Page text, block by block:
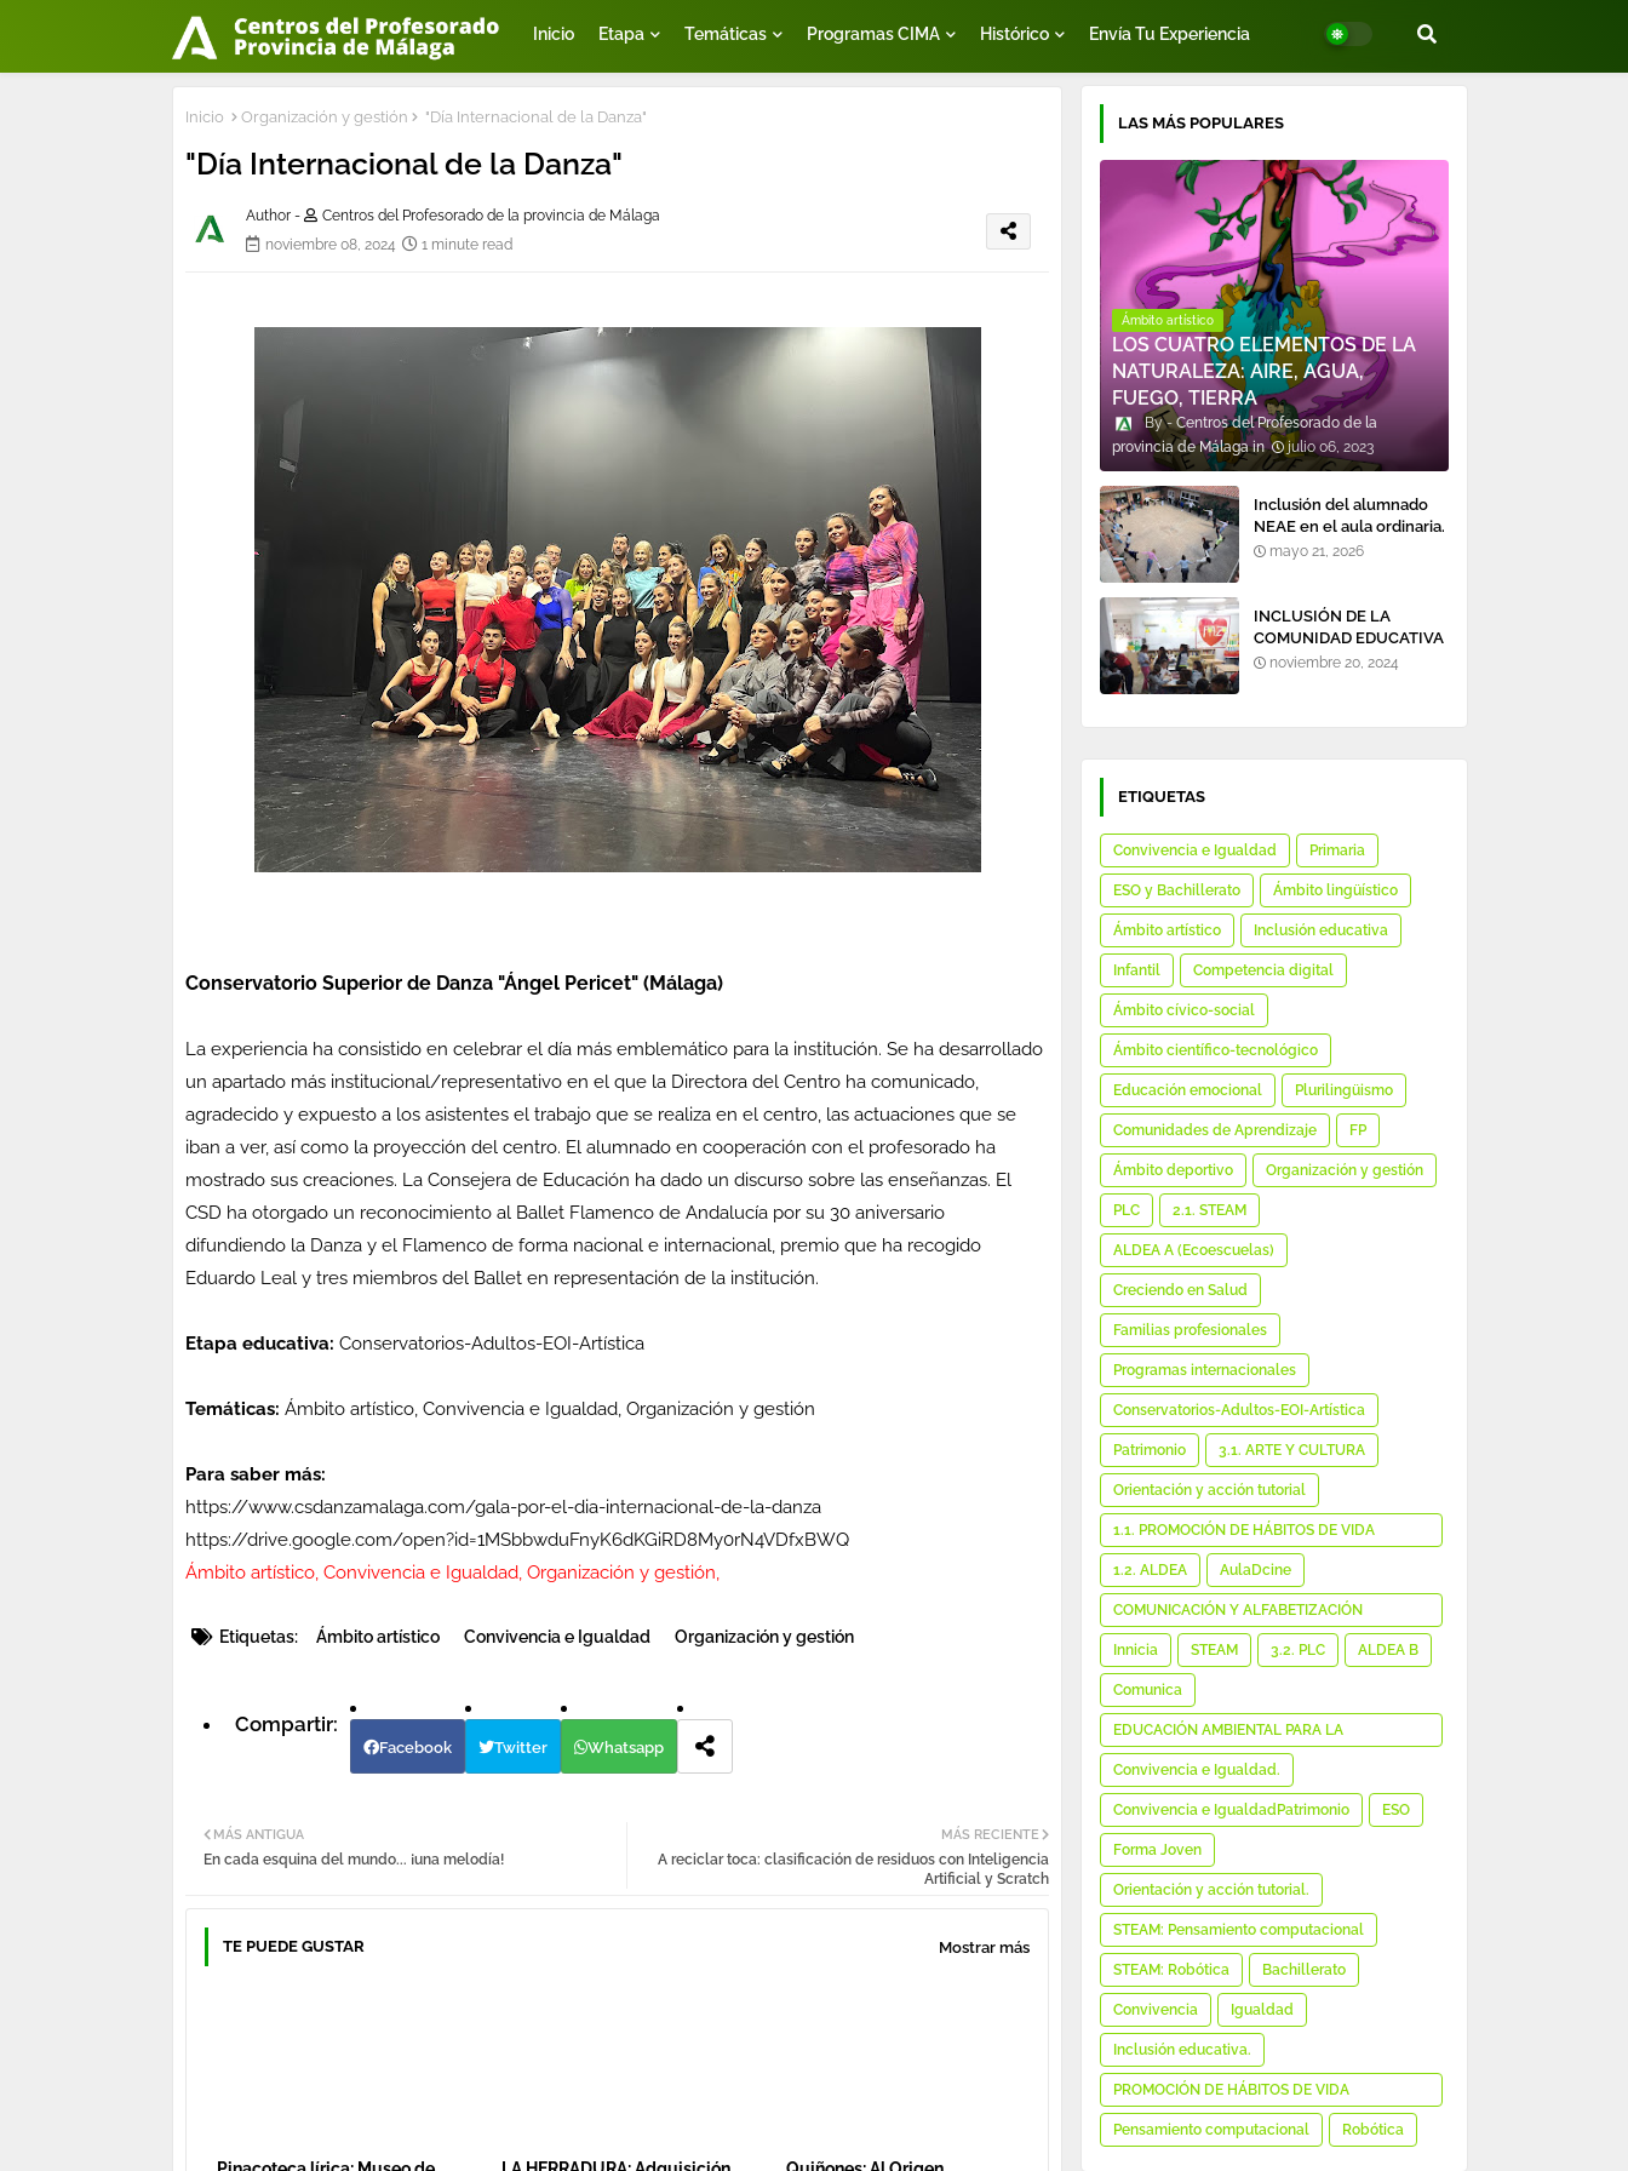
Inicio Etapa Temáticas Programas CIMA Histórico Envía Tu Experiencia
Inicio Organización y gestión "Día Internacional de la Danza"
"Día Internacional de la Danza"
Author -
Centros del Profesorado de la provincia de Málaga
noviembre 08, 2024
1 minute read
Conservatorio Superior de Danza "Ángel Pericet" (Málaga)
La experiencia ha consistido en celebrar el día más emblemático para la institución. Se ha desarrollado
un apartado más institucional/representativo en el que la Directora del Centro ha comunicado,
agradecido y expuesto a los asistentes el trabajo que se realiza en el centro, las actuaciones que se
iban a ver, así como la proyección del centro. El alumnado en cooperación con el profesorado ha
mostrado sus creaciones. La Consejera de Educación ha dado un discurso sobre las enseñanzas. El
CSD ha otorgado un reconocimiento al Ballet Flamenco de Andalucía por su 30 aniversario
difundiendo la Danza y el Flamenco de forma nacional e internacional, premio que ha recogido
Eduardo Leal y tres miembros del Ballet en representación de la institución.
Etapa educativa: Conservatorios-Adultos-EOI-Artística
Temáticas: Ámbito artístico, Convivencia e Igualdad, Organización y gestión
Para saber más:
https://www.csdanzamalaga.com/gala-por-el-dia-internacional-de-la-danza
https://drive.google.com/open?id=1MSbbwduFnyK6dKGiRD8My0rN4VDfxBWQ
Ámbito artístico, Convivencia e Igualdad, Organización y gestión,
Etiquetas: Ámbito artístico Convivencia e Igualdad Organización y gestión
Facebook Twitter Whatsapp
MÁS RECIENTE
A reciclar toca: clasificación de residuos con Inteligencia
Artificial y Scratch
MÁS ANTIGUA
En cada esquina del mundo... ¡una melodía!
TE PUEDE GUSTAR Mostrar más
LAS MÁS POPULARES
Ámbito artístico
LOS CUATRO ELEMENTOS DE LA
NATURALEZA: AIRE, AGUA,
FUEGO, TIERRA
Centros del Profesorado de la
provincia de Málaga
julio 06, 2023
Inclusión del alumnado
NEAE en el aula ordinaria.
mayo 21, 2026
INCLUSIÓN DE LA
COMUNIDAD EDUCATIVA
EN TORNO A LA
noviembre 20, 2024
ETIQUETAS
Convivencia e Igualdad Primaria
ESO y Bachillerato Ámbito lingüístico
Ámbito artístico Inclusión educativa
Infantil Competencia digital
Ámbito cívico-social
Ámbito científico-tecnológico
Educación emocional Plurilingüismo
Comunidades de Aprendizaje FP
Ámbito deportivo Organización y gestión
PLC 2.1. STEAM
ALDEA A (Ecoescuelas)
Creciendo en Salud
Familias profesionales
Programas internacionales
Conservatorios-Adultos-EOI-Artística
Patrimonio 3.1. ARTE Y CULTURA
Orientación y acción tutorial
1.1. PROMOCIÓN DE HÁBITOS DE VIDA
SALUDABLE
1.2. ALDEA AulaDcine
COMUNICACIÓN Y ALFABETIZACIÓN
MEDIÁTICA E INFORMACIONAL
Innicia STEAM 3.2. PLC ALDEA B
Comunica
EDUCACIÓN AMBIENTAL PARA LA
SOSTENIBILIDAD
Convivencia e Igualdad.
Convivencia e IgualdadPatrimonio ESO
Forma Joven
Orientación y acción tutorial.
STEAM: Pensamiento computacional
STEAM: Robótica Bachillerato
Convivencia Igualdad
Inclusión educativa.
PROMOCIÓN DE HÁBITOS DE VIDA
SALUDABLE
Pensamiento computacional Robótica